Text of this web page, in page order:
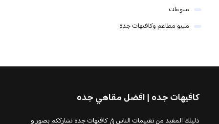
منوعات
منيو مطاعم وكافيهات جدة
كافيهات جده | افضل مقاهي جده
دليلك المفيد من تقييمات الناس في كافيهات جده نشارككم بصور و